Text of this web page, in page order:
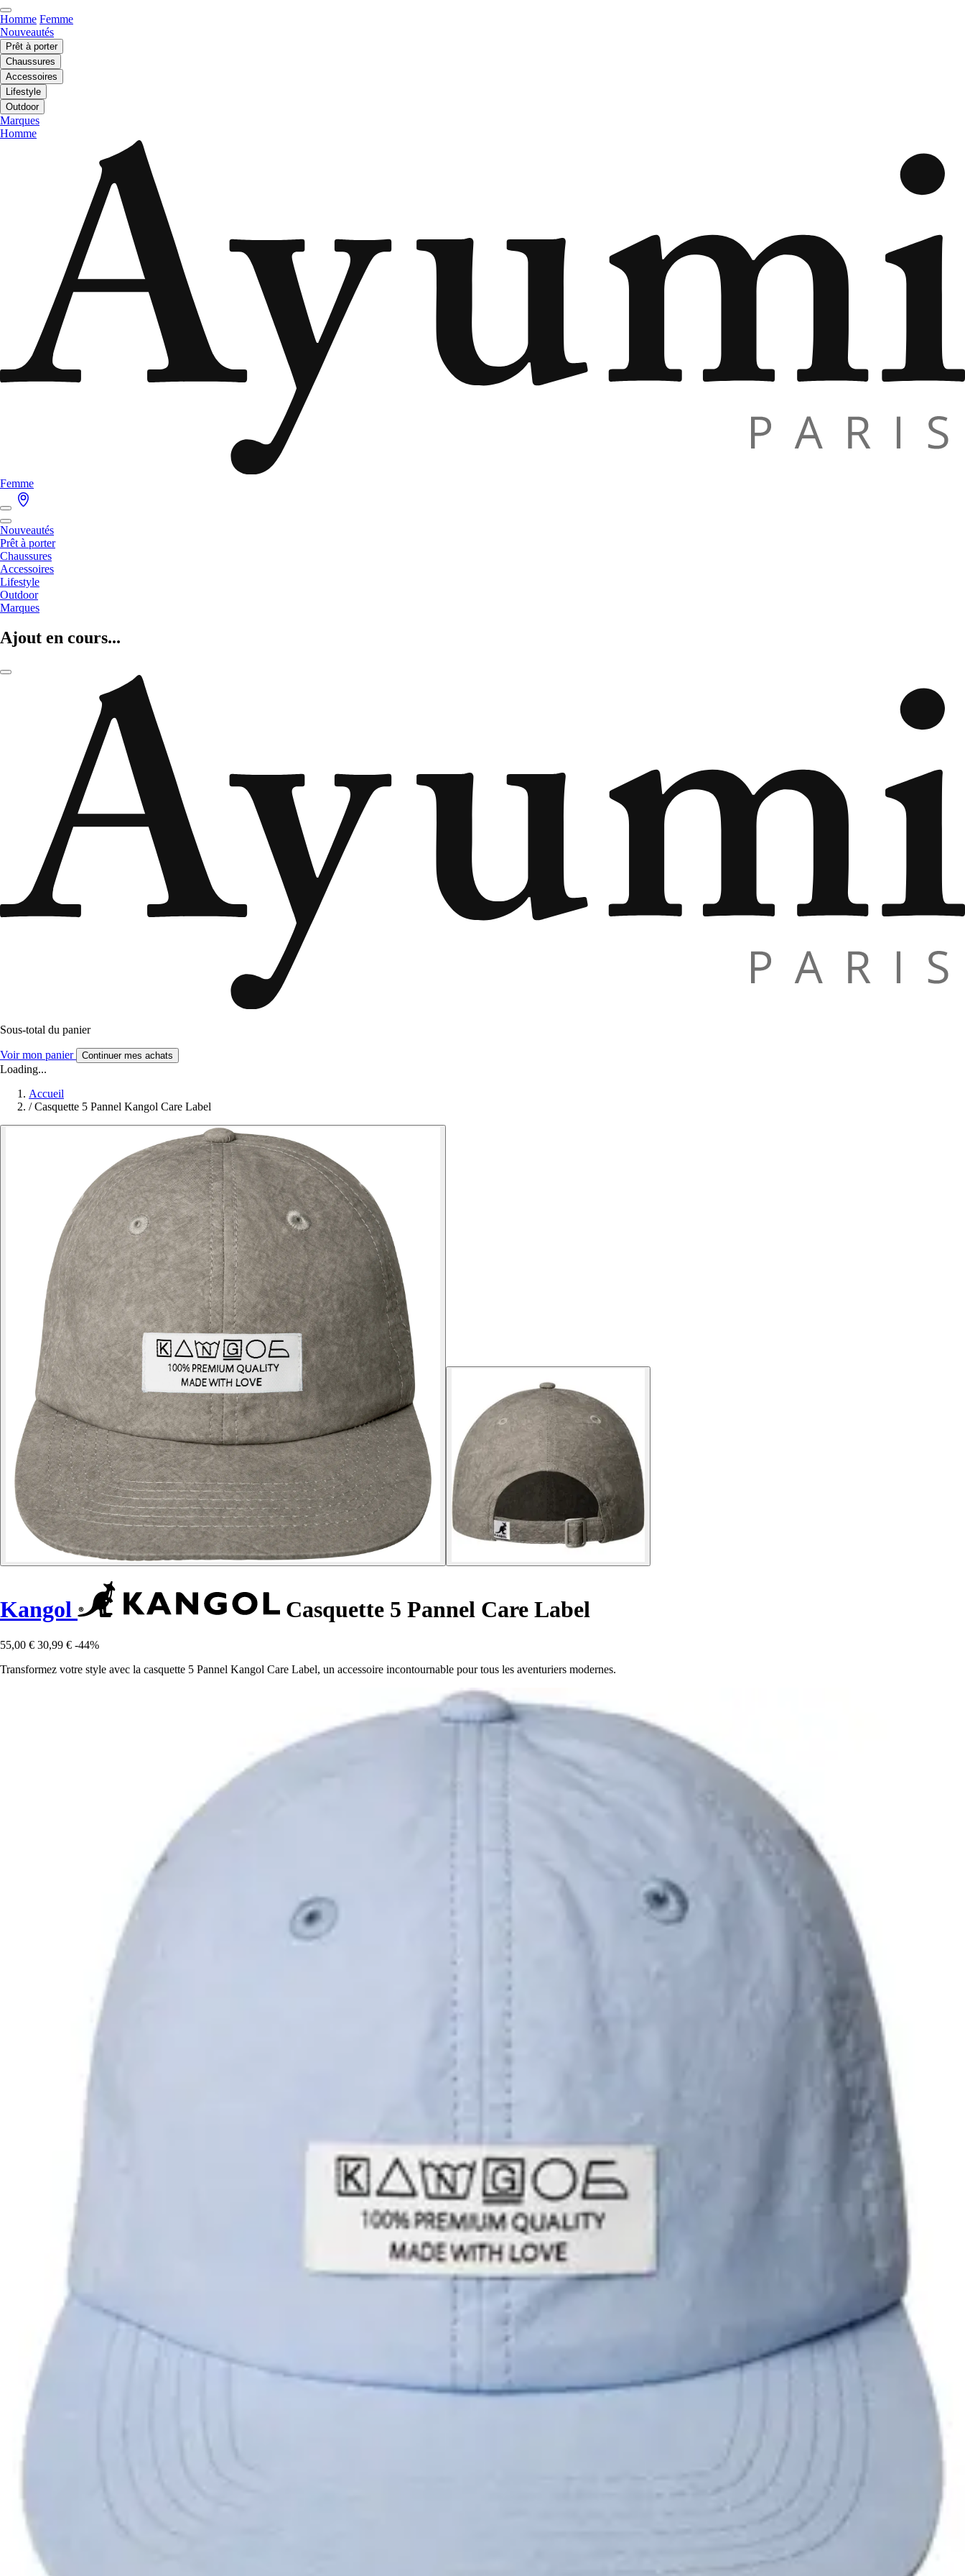
Homme Femme
Nouveautés
Prêt à porter
Chaussures
Accessoires
Lifestyle
Outdoor
Marques
Homme
Femme
Nouveautés
Prêt à porter
Chaussures
Accessoires
Lifestyle
Outdoor
Marques
Ajout en cours...
Sous-total du panier
Voir mon panier Continuer mes achats
Loading...
Accueil
/ Casquette 5 Pannel Kangol Care Label
Kangol Casquette 5 Pannel Care Label
55,00 € 30,99 € -44%
Transformez votre style avec la casquette 5 Pannel Kangol Care Label, un accessoire incontournable pour tous les aventuriers modernes.